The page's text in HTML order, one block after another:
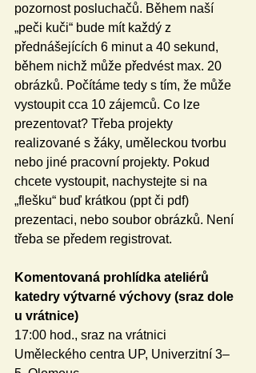
pozornost posluchačů. Během naší
„peči kuči“ bude mít každý z
přednášejících 6 minut a 40 sekund,
během nichž může předvést max. 20
obrázků. Počítáme tedy s tím, že může
vystoupit cca 10 zájemců. Co lze
prezentovat? Třeba projekty
realizované s žáky, uměleckou tvorbu
nebo jiné pracovní projekty. Pokud
chcete vystoupit, nachystejte si na
„flešku“ buď krátkou (ppt či pdf)
prezentaci, nebo soubor obrázků. Není
třeba se předem registrovat.
Komentovaná prohlídka ateliérů
katedry výtvarné výchovy (sraz dole
u vrátnice)
17:00 hod., sraz na vrátnici
Uměleckého centra UP, Univerzitní 3–